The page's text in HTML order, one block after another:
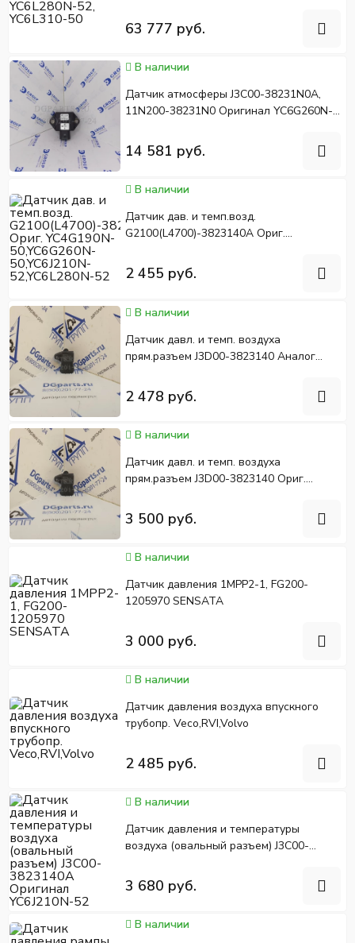
63 777 руб.
В наличии
Датчик атмосферы J3C00-38231N0A,
11N200-38231N0 Оригинал YC6G260N-
14 581 руб.
В наличии
Датчик дав. и темп.возд.
G2100(L4700)-3823140A Ориг.
52,YC6L280N-52
2 455 руб.
В наличии
Датчик давл. и темп. воздуха
прям.разъем J3D00-3823140 Аналог
50/40
2 478 руб.
В наличии
Датчик давл. и темп. воздуха
прям.разъем J3D00-3823140 Ориг.
50/40
3 500 руб.
В наличии
Датчик давления 1MPP2-1, FG200-
1205970 SENSATA
3 000 руб.
В наличии
Датчик давления воздуха впускного
трубопр. Veco,RVI,Volvo
2 485 руб.
В наличии
Датчик давления и температуры
воздуха (овальный разъем) J3C00-
3 680 руб.
В наличии